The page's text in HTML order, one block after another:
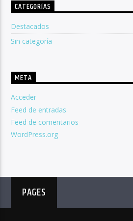
CATEGORÍAS
Destacados
Sin categoría
META
Acceder
Feed de entradas
Feed de comentarios
WordPress.org
PAGES